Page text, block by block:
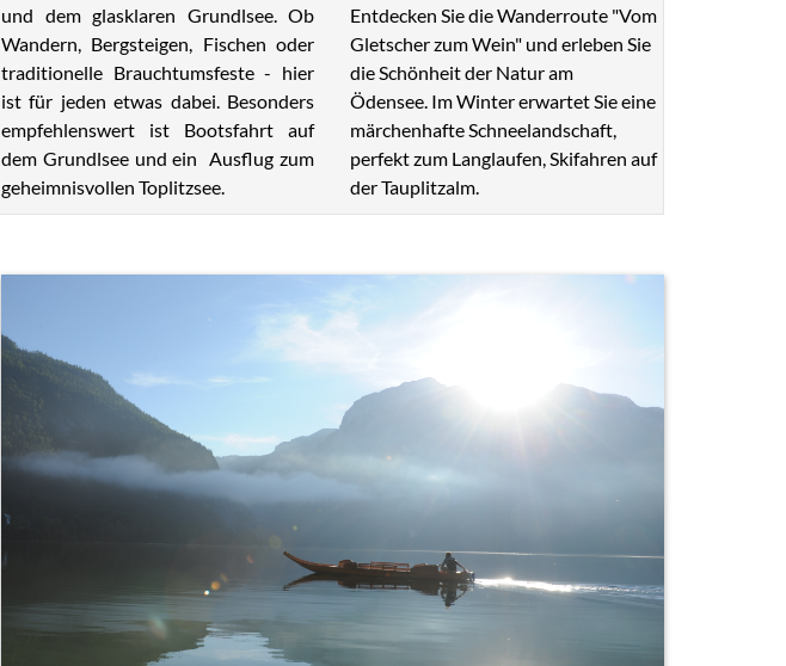
und dem glasklaren Grundlsee. Ob
Wandern, Bergsteigen, Fischen oder
traditionelle Brauchtumsfeste - hier
ist für jeden etwas dabei. Besonders
empfehlenswert ist Bootsfahrt auf
dem Grundlsee und ein Ausflug zum
geheimnisvollen Toplitzsee.
Entdecken Sie die Wanderroute "Vom
Gletscher zum Wein" und erleben Sie
die Schönheit der Natur am
Ödensee. Im Winter erwartet Sie eine
märchenhafte Schneelandschaft,
perfekt zum Langlaufen, Skifahren auf
der Tauplitzalm.